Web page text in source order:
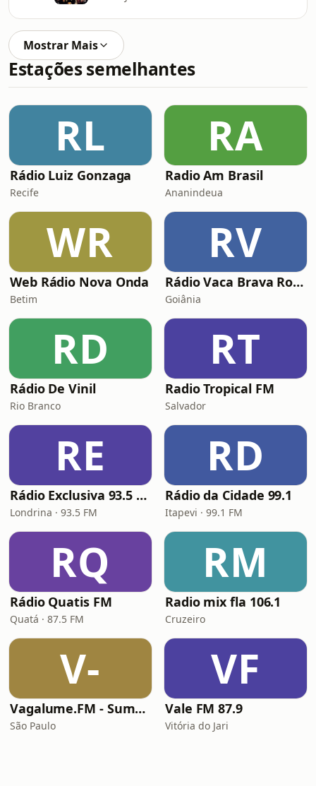
Mostrar Mais
Estações semelhantes
RL
Rádio Luiz Gonzaga
Recife
RA
Radio Am Brasil
Ananindeua
WR
Web Rádio Nova Onda
Betim
RV
Rádio Vaca Brava Rock
Goiânia
RD
Rádio De Vinil
Rio Branco
RT
Radio Tropical FM
Salvador
RE
Rádio Exclusiva 93.5 FM
Londrina · 93.5 FM
RD
Rádio da Cidade 99.1
Itapevi · 99.1 FM
RQ
Rádio Quatis FM
Quatá · 87.5 FM
RM
Radio mix fla 106.1
Cruzeiro
V-
Vagalume.FM - Summer
São Paulo
VF
Vale FM 87.9
Vitória do Jari